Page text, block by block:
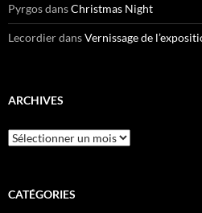
PyrgosdansChristmas Night
LecordierdansVernissage de
ARCHIVES
Archives
CATÉGORIES